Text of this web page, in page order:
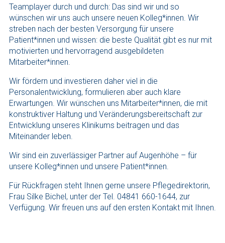
Teamplayer durch und durch: Das sind wir und so
wünschen wir uns auch unsere neuen Kolleg*innen. Wir
streben nach der besten Versorgung für unsere
Patient*innen und wissen: die beste Qualität gibt es nur mit
motivierten und hervorragend ausgebildeten
Mitarbeiter*innen.
Wir fördern und investieren daher viel in die
Personalentwicklung, formulieren aber auch klare
Erwartungen. Wir wünschen uns Mitarbeiter*innen, die mit
konstruktiver Haltung und Veränderungsbereitschaft zur
Entwicklung unseres Klinikums beitragen und das
Miteinander leben.
Wir sind ein zuverlässiger Partner auf Augenhöhe – für
unsere Kolleg*innen und unsere Patient*innen.
Für Rückfragen steht Ihnen gerne unsere Pflegedirektorin,
Frau Silke Bichel, unter der Tel. 04841 660-1644, zur
Verfügung. Wir freuen uns auf den ersten Kontakt mit Ihnen.